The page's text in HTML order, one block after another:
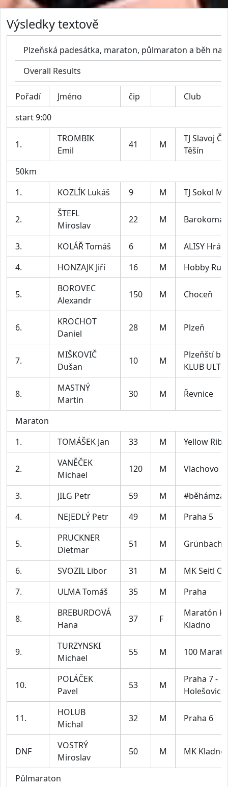
Výsledky textově
Plzeňská padesátka, maraton, půlmaraton a běh na
Overall Results
Pořadí Jméno čip
Club
start 9:00
1.
TROMBIK
Emil
41 M
TJ Slavoj
Těšín
50km
1.
KOZLÍK Lukáš 9 M TJ Sokol
2.
ŠTEFL
Miroslav
22 M
3. KOLÁŘ Tomáš 6 M
ALISY
4.
HONZAJK Jiří 16 M Hobby
5.
BOROVEC
Alexandr
150 M Choceň
6.
KROCHOT
Daniel
28 M Plzeň
7.
MIŠKOVIČ
Dušan
10 M
Plzeňští
KLUB
8.
MASTNÝ
Martin
30 M Řevnice
Maraton
1.
TOMÁŠEK Jan 33 M Yellow
2.
VANĚČEK
Michael
120 M Vlachovo
3. JILG Petr 59 M
4.
NEJEDLÝ Petr 49 M Praha 5
5.
PRUCKNER
Dietmar
51 M Grünbach
6. SVOZIL Libor 31 M
MK Seitl
7.
ULMA Tomáš 35 M Praha
8.
BREBURDOVÁ
Hana
37 F
Maratón
Kladno
9.
TURZYNSKI
Michael
55 M 100
10.
POLÁČEK
Pavel
53 M
Praha 7 -
Holešovice
11.
HOLUB
Michal
32 M Praha 6
DNF
VOSTRÝ
Miroslav
50 M MK Kladno
Půlmaraton